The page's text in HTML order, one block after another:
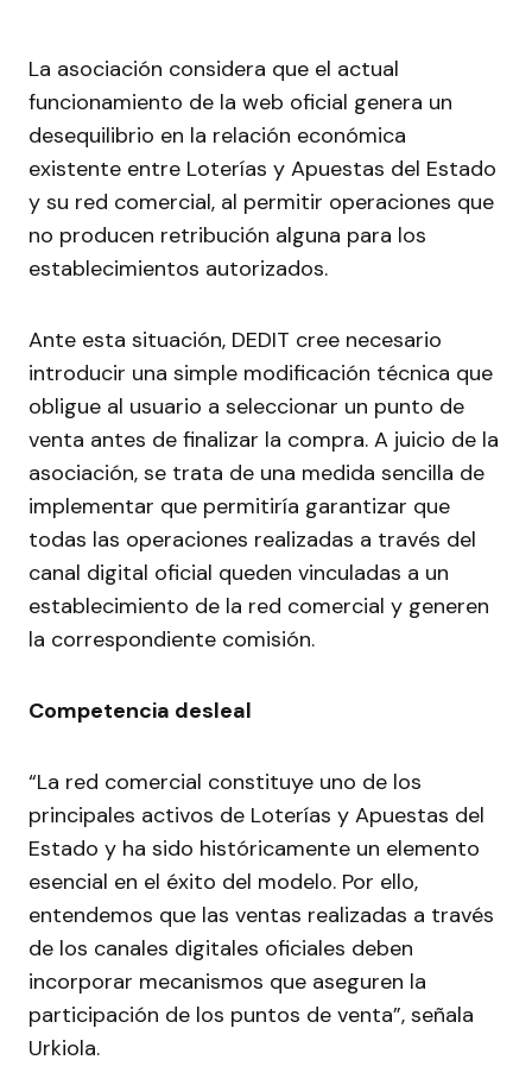
La asociación considera que el actual
funcionamiento de la web oficial genera un
desequilibrio en la relación económica
existente entre Loterías y Apuestas del Estado
y su red comercial, al permitir operaciones que
no producen retribución alguna para los
establecimientos autorizados.
Ante esta situación, DEDIT cree necesario
introducir una simple modificación técnica que
obligue al usuario a seleccionar un punto de
venta antes de finalizar la compra. A juicio de la
asociación, se trata de una medida sencilla de
implementar que permitiría garantizar que
todas las operaciones realizadas a través del
canal digital oficial queden vinculadas a un
establecimiento de la red comercial y generen
la correspondiente comisión.
Competencia desleal
“La red comercial constituye uno de los
principales activos de Loterías y Apuestas del
Estado y ha sido históricamente un elemento
esencial en el éxito del modelo. Por ello,
entendemos que las ventas realizadas a través
de los canales digitales oficiales deben
incorporar mecanismos que aseguren la
participación de los puntos de venta”, señala
Urkiola.